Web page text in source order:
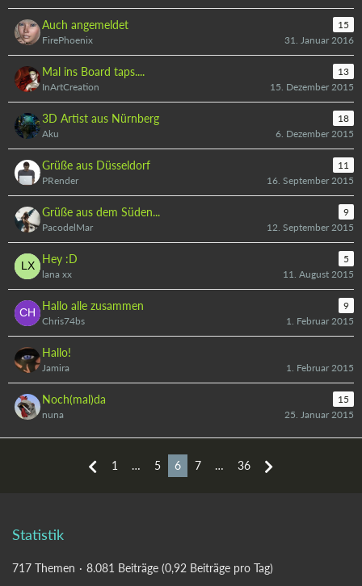
Auch angemeldet
15
FirePhoenix
31. Januar 2016
Mal ins Board taps....
13
InArtCreation
15. Dezember 2015
3D Artist aus Nürnberg
18
Aku
6. Dezember 2015
Grüße aus Düsseldorf
11
PRender
16. September 2015
Grüße aus dem Süden...
9
PacodelMar
12. September 2015
Hey :D
5
lana xx
11. August 2015
Hallo alle zusammen
9
Chris74bs
1. Februar 2015
Hallo!
Jamira 1. Februar 2015
Noch(mal)da
15
nuna
25. Januar 2015
1 … 5 6 7 … 36
Statistik
717 Themen 8.081 Beiträge (0,92 Beiträge pro Tag)